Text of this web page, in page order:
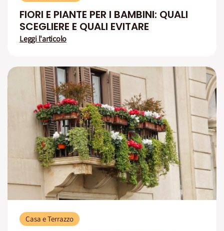
FIORI E PIANTE PER I BAMBINI: QUALI
SCEGLIERE E QUALI EVITARE
Leggi l'articolo
Casa e Terrazzo